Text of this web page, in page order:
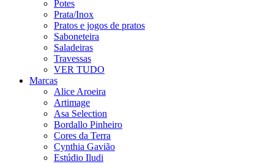
Potes
Prata/Inox
Pratos e jogos de pratos
Saboneteira
Saladeiras
Travessas
VER TUDO
Marcas
Alice Aroeira
Artimage
Asa Selection
Bordallo Pinheiro
Cores da Terra
Cynthia Gavião
Estúdio Iludi